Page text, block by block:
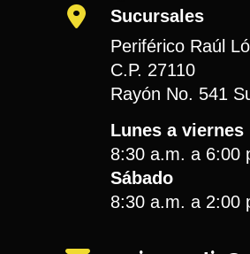
Sucursales
Periférico Raúl
C.P. 27110
Rayón No. 541
Lunes a viernes
8:30 a.m. a 6:00
Sábado
8:30 a.m. a 2:00